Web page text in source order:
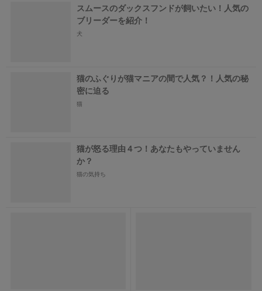
スムースのダックスフンドが飼いたい！人気の
ブリーダーを紹介！
犬
猫のふぐりが猫マニアの間で人気？！人気の秘
密に迫る
猫
猫が怒る理由４つ！あなたもやっていません
か？
猫の気持ち